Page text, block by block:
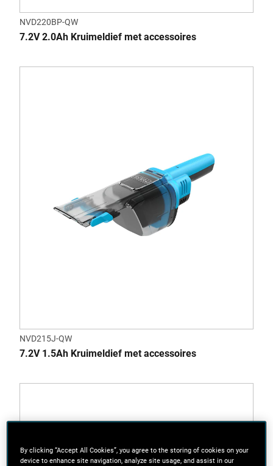
NVD220BP-QW
7.2V 2.0Ah Kruimeldief met accessoires
NVD215J-QW
7.2V 1.5Ah Kruimeldief met accessoires
By clicking “Accept All Cookies”, you agree to the storing of cookies on your
device to enhance site navigation, analyze site usage, and assist in our